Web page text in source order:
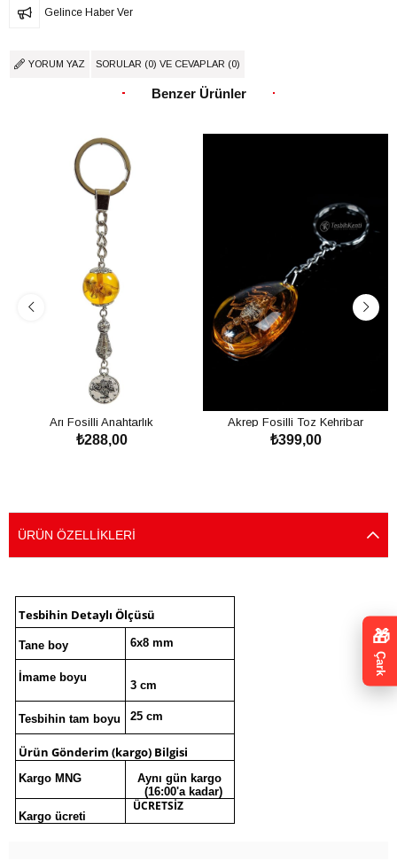
Gelince Haber Ver
YORUM YAZ SORULAR (0) VE CEVAPLAR (0)
Benzer Ürünler
Arı Fosilli Anahtarlık
₺288,00
Akrep Fosilli Toz Kehribar
Anahtarlık
₺399,00
ÜRÜN ÖZELLIKLERI
Tesbihin Detaylı Ölçüsü
Tane boy 6x8 mm
İmame boyu
3 cm
Tesbihin tam boyu 25 cm
Ürün Gönderim (kargo) Bilgisi
Kargo MNG
Aynı gün kargo
(16:00'a kadar)
Kargo ücreti
ÜCRETSİZ
🎁
Çark